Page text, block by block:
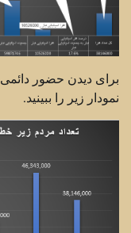
نمودار زیر را ببینید.